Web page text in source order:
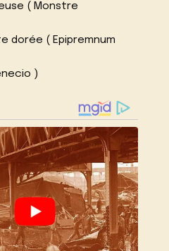
( Monstre
dorée ( Epipremnum
)